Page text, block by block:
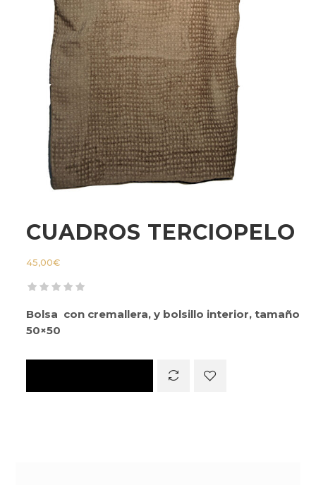
CUADROS TERCIOPELO
45,00€
Bolsa con cremallera, y bolsillo interior, tamaño
50×50